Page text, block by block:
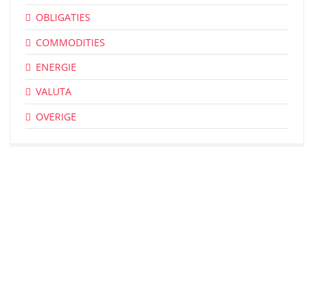
OBLIGATIES
COMMODITIES
ENERGIE
VALUTA
OVERIGE